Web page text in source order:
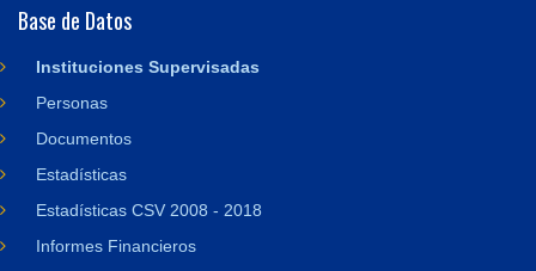
Base de Datos
Instituciones Supervisadas
Personas
Documentos
Estadísticas
Estadísticas CSV 2008 - 2018
Informes Financieros